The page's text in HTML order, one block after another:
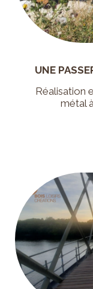
UNE
Réalisation
métal